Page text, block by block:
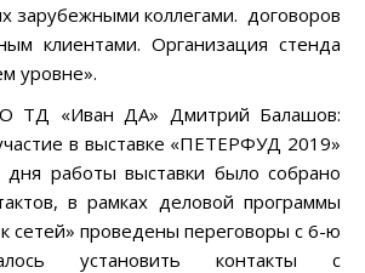
зарубежными коллегами. договоров
клиентами. Организация стенда
уровне».
ТД «Иван ДА» Дмитрий Балашов:
в выставке «ПЕТЕРФУД 2019»
работы выставки было собрано
в рамках деловой программы
сетей» проведены переговоры с 6-ю
установить контакты с